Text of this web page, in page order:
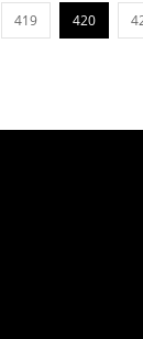
419 420